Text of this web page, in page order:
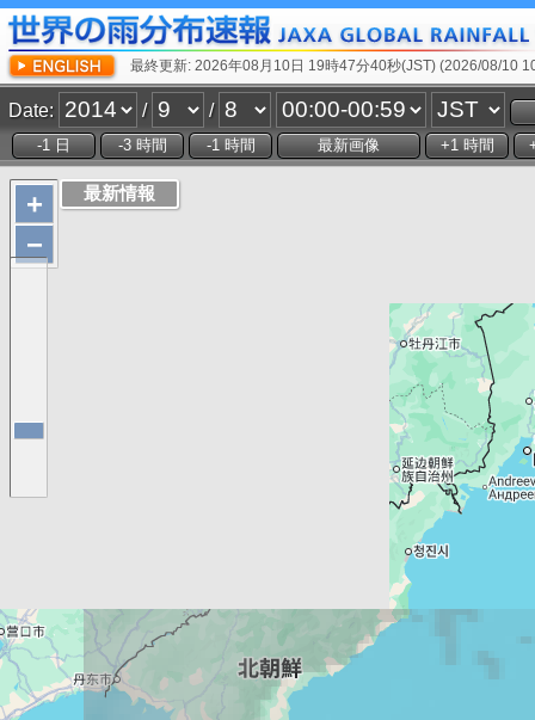
最終更新: 2026年08月10日 19時47分40秒(JST) (2026/08/10
Date: / /
+
−